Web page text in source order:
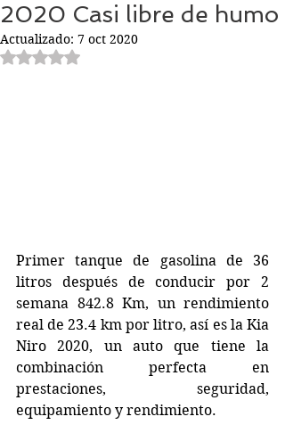
2020 Casi libre de humo
Actualizado: 7 oct 2020
Obtuvo NaN de 5 estrellas.
Primer tanque de gasolina de 36
litros después de conducir por 2
semana 842.8 Km, un rendimiento
real de 23.4 km por litro, así es la Kia
Niro 2020, un auto que tiene la
combinación perfecta en
prestaciones, seguridad,
equipamiento y rendimiento.